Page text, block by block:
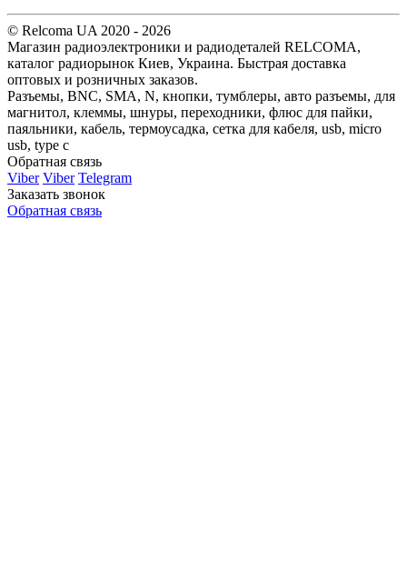
© Relcoma UA 2020 - 2026
Магазин радиоэлектроники и радиодеталей RELCOMA,
каталог радиорынок Киев, Украина. Быстрая доставка
оптовых и розничных заказов.
Разъемы, BNC, SMA, N, кнопки, тумблеры, авто разъемы, для
магнитол, клеммы, шнуры, переходники, флюс для пайки,
паяльники, кабель, термоусадка, сетка для кабеля, usb, micro
usb, type c
Обратная связь
Viber Viber Telegram
Заказать звонок
Обратная связь